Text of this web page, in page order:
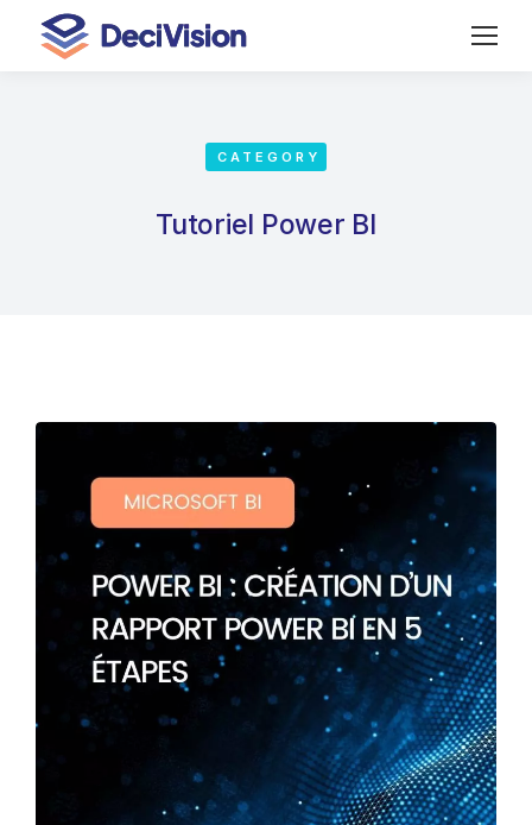
CATEGORY
Tutoriel Power BI